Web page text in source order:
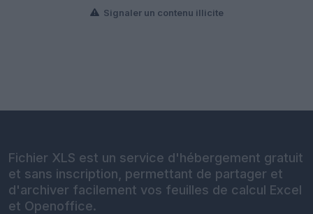
Signaler un contenu illicite
Fichier XLS est un service d'hébergement gratuit
et sans inscription, permettant de partager et
d'archiver facilement vos feuilles de calcul Excel
et Openoffice.